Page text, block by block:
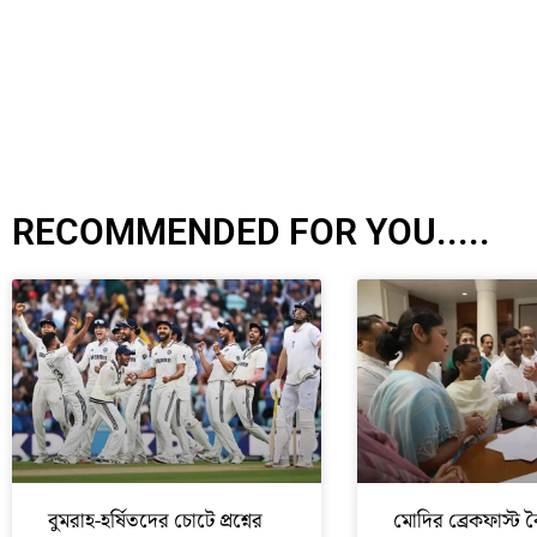
RECOMMENDED FOR YOU.....
বুমরাহ-হর্ষিতদের চোটে প্রশ্নের
মোদির ব্রেকফাস্ট